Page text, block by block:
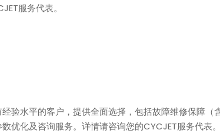
服务代表。
验水平的客户，提供全面选择，包括故障维修保障（
优化及咨询服务。详情请咨询您的CYCJET服务代表。